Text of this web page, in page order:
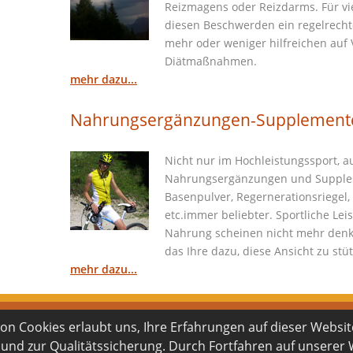
Cookies erlaubt uns, Ihre Erfahrungen auf dieser
zur Qualitätssicherung. Durch Fortfahren auf unserer
Reizmagens oder Reizdarms. Für
diesen Beschwerden ein
mehr oder weniger hilfreichen
Diätmaßnahmen.
mehr dazu...
Nahrungsergänzungen-
Nicht nur im Hochleistungssport,
Nahrungsergänzungen und
Basenpulver,
etc.immer beliebter. Sportliche
Nahrung scheinen nicht mehr
das Ihre dazu, diese Ansicht zu
mehr dazu...
© 2026
Dr. phil. Doris Zollner. Klinische- &